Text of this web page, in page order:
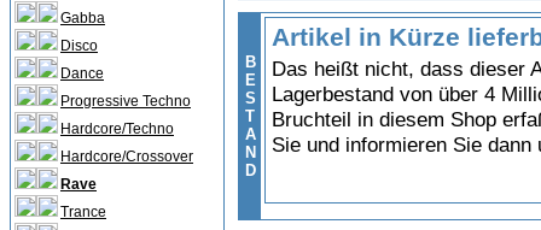
Gabba
Disco
Dance
Progressive Techno
Hardcore/Techno
Hardcore/Crossover
Rave
Trance
B
E
S
T
A
N
D
Artikel in Kürze
Das heißt nicht, dass dieser
Lagerbestand von über 4
Bruchteil in diesem Shop
Sie und informieren Sie